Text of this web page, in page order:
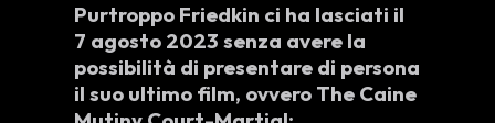
Purtroppo Friedkin ci ha lasciati il
7 agosto 2023 senza avere la
possibilità di presentare di persona
il suo ultimo film, ovvero The Caine